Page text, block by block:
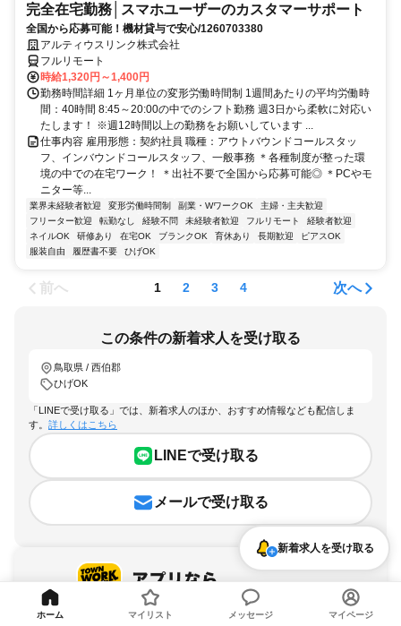
完全在宅勤務│スマホユーザーのカスタマーサポート
全国から応募可能！機材貸与で安心/1260703380
アルティウスリンク株式会社
フルリモート
時給1,320円～1,400円
勤務時間詳細 1ヶ月単位の変形労働時間制 1週間あたりの平均労働時
間：40時間 8:45～20:00の中でのシフト勤務 週3日から柔軟に対応い
たします！ ※週12時間以上の勤務をお願いしています ...
仕事内容 雇用形態：契約社員 職種：アウトバウンドコールスタッ
フ、インバウンドコールスタッフ、一般事務 ＊各種制度が整った環
境の中での在宅ワーク！ ＊出社不要で全国から応募可能◎ ＊PCやモ
ニター等...
業界未経験者歓迎 変形労働時間制 副業・WワークOK
主婦・主夫歓迎
フリーター歓迎
転勤なし 経験不問 未経験者歓迎 フルリモート
経験者歓迎
ネイルOK
研修あり 在宅OK ブランクOK 育休あり 長期歓迎
ピアスOK
服装自由
履歴書不要 ひげOK
前へ 1 2 3 4 次へ
この条件の新着求人を受け取る
鳥取県 / 西伯郡
ひげOK
「LINEで受け取る」では、新着求人のほか、おすすめ情報なども配信しま
す。 詳しくはこちら
LINEで受け取る
メールで受け取る
新着求人を受け取る
ホーム マイリスト メッセージ マイページ